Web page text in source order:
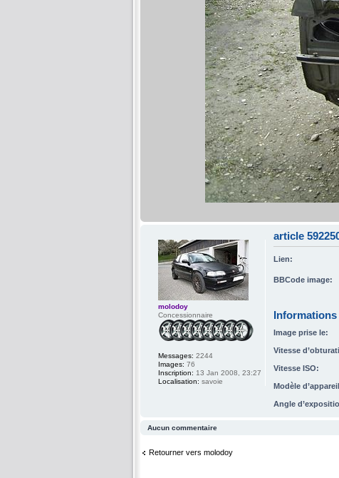
article
Lien:
BBCode image:
Informations
Image prise le:
Vitesse
Vitesse ISO:
Modèle
Angle
molodoy
Concessionnaire
Messages: 2244
Images: 76
Inscription: 13 Jan 2008, 23:27
Localisation: savoie
Aucun commentaire
Retourner vers molodoy